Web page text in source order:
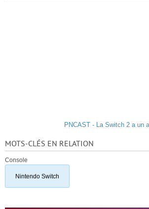
PNCAST - La Switch 2 a un
MOTS-CLÉS EN RELATION
Console
Nintendo Switch